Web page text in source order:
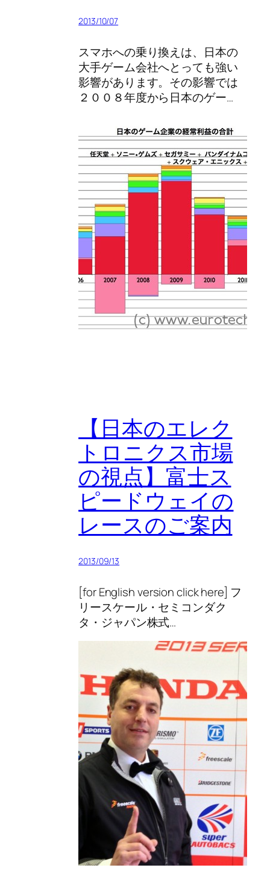
2013/10/07
スマホへの乗り換えは、日本の
大手ゲーム会社へとっても強い
影響があります。その影響では
２００８年度から日本のゲー…
【日本のエレク
トロニクス市場
の視点】富士ス
ピードウェイの
レースのご案内
2013/09/13
[for English version click here] フ
リースケール・セミコンダク
タ・ジャパン株式…